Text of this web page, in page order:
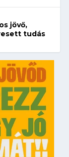
jövő,
tudás